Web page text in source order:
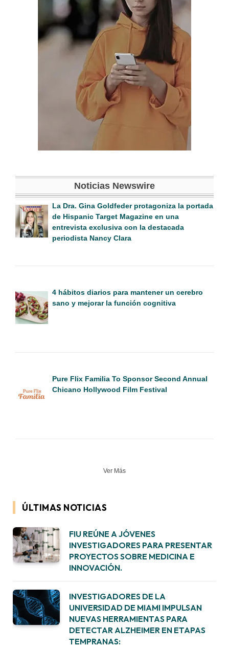
Noticias Newswire
La Dra. Gina Goldfeder protagoniza la portada
de Hispanic Target Magazine en una
entrevista exclusiva con la destacada
periodista Nancy Clara
4 hábitos diarios para mantener un cerebro
sano y mejorar la función cognitiva
Pure Flix Familia To Sponsor Second Annual
Chicano Hollywood Film Festival
Ver Más
ÚLTIMAS NOTICIAS
FIU REÚNE A JÓVENES
INVESTIGADORES PARA PRESENTAR
PROYECTOS SOBRE MEDICINA E
INNOVACIÓN.
INVESTIGADORES DE LA
UNIVERSIDAD DE MIAMI IMPULSAN
NUEVAS HERRAMIENTAS PARA
DETECTAR ALZHEIMER EN ETAPAS
TEMPRANAS: